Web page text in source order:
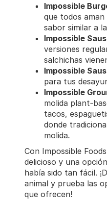
Impossible
que todos
sabor similar a
Impossible
versiones
salchichas
Impossible
para tus
Impossible
molida plant-
tacos,
donde
molida.
Con Impossible
delicioso y una
había sido tan fácil.
animal y prueba las
que ofrecen!